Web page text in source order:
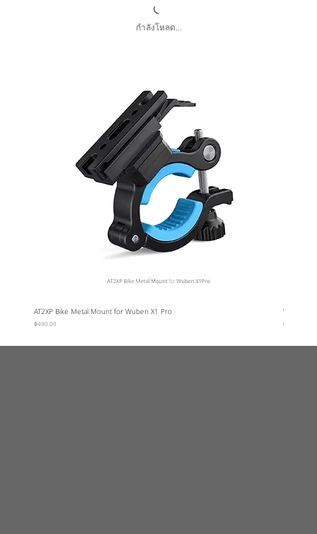
กำลังโหลด...
AT2XP Bike Metal Mount for Wuben X1 Pro
ราคา
฿490.00
Wuben
ราคา
฿95.00